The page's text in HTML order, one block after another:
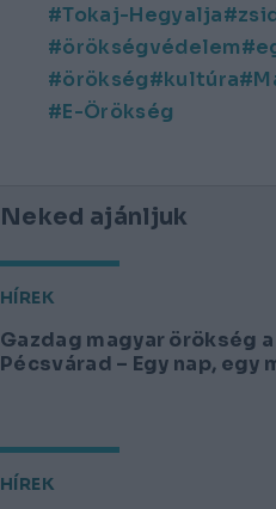
Tokaj-Hegyalja
örökségvédelem
örökség
kultúra
E-Örökség
Neked ajánljuk
HÍREK
Gazdag magyar örökség
Pécsvárad – Egy nap, egy
HÍREK